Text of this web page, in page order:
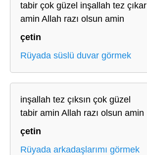
tabir çok güzel inşallah tez çıkar
amin Allah razı olsun amin
çetin
Rüyada süslü duvar görmek
inşallah tez çıksın çok güzel
tabir amin Allah razı olsun amin
çetin
Rüyada arkadaşlarımı görmek